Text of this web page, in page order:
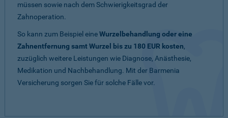
müssen sowie nach dem Schwierigkeitsgrad der
Zahnoperation.
So kann zum Beispiel eineWurzelbehandlung oder eine
Zahnentfernung samt Wurzel bis zu 180 EUR kosten,
zuzüglich weitere Leistungen wie Diagnose, Anästhesie,
Medikation und Nachbehandlung. Mit der Barmenia
Versicherung sorgen Sie für solche Fälle vor.